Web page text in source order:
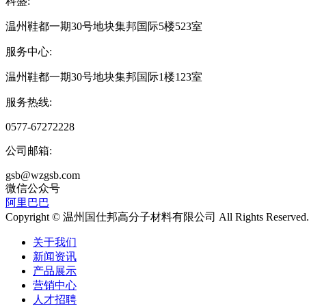
温州鞋都一期30号地块集邦国际5楼523室
服务中心:
温州鞋都一期30号地块集邦国际1楼123室
服务热线:
0577-67272228
公司邮箱:
gsb@wzgsb.com
微信公众号
阿里巴巴
Copyright © 温州国仕邦高分子材料有限公司 All Rights Reserved.
关于我们
新闻资讯
产品展示
营销中心
人才招聘